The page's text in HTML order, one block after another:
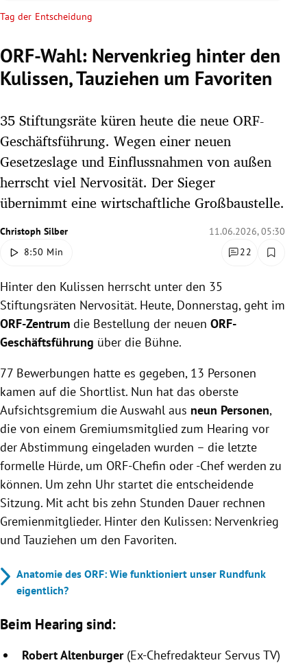
Untermenü
Untermenü
Untermenü
Untermenü
Untermenü
Untermenü
Untermenü
Tag der Entscheidung
ORF-Wahl: Nervenkrieg hinter den
Kulissen, Tauziehen um Favoriten
35 Stiftungsräte küren heute die neue ORF-
Geschäftsführung. Wegen einer neuen
Gesetzeslage und Einflussnahmen von außen
herrscht viel Nervosität. Der Sieger
übernimmt eine wirtschaftliche Großbaustelle.
Christoph Silber
11.06.2026, 05:30
8:50 Min
22
Hinter den Kulissen herrscht unter den 35
Stiftungsräten Nervosität. Heute, Donnerstag, geht im
ORF-Zentrum die Bestellung der neuen ORF-
Geschäftsführung über die Bühne.
77 Bewerbungen hatte es gegeben, 13 Personen
kamen auf die Shortlist. Nun hat das oberste
Aufsichtsgremium die Auswahl aus neun Personen,
die von einem Gremiumsmitglied zum Hearing vor
der Abstimmung eingeladen wurden – die letzte
formelle Hürde, um ORF-Chefin oder -Chef werden zu
können. Um zehn Uhr startet die entscheidende
Sitzung. Mit acht bis zehn Stunden Dauer rechnen
Gremienmitglieder. Hinter den Kulissen: Nervenkrieg
und Tauziehen um den Favoriten.
Anatomie des ORF: Wie funktioniert unser Rundfunk
eigentlich?
Beim Hearing sind:
Robert Altenburger (Ex-Chefredakteur Servus TV)